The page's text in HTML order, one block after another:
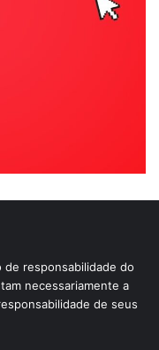
de responsabilidade do
necessariamente a
de seus